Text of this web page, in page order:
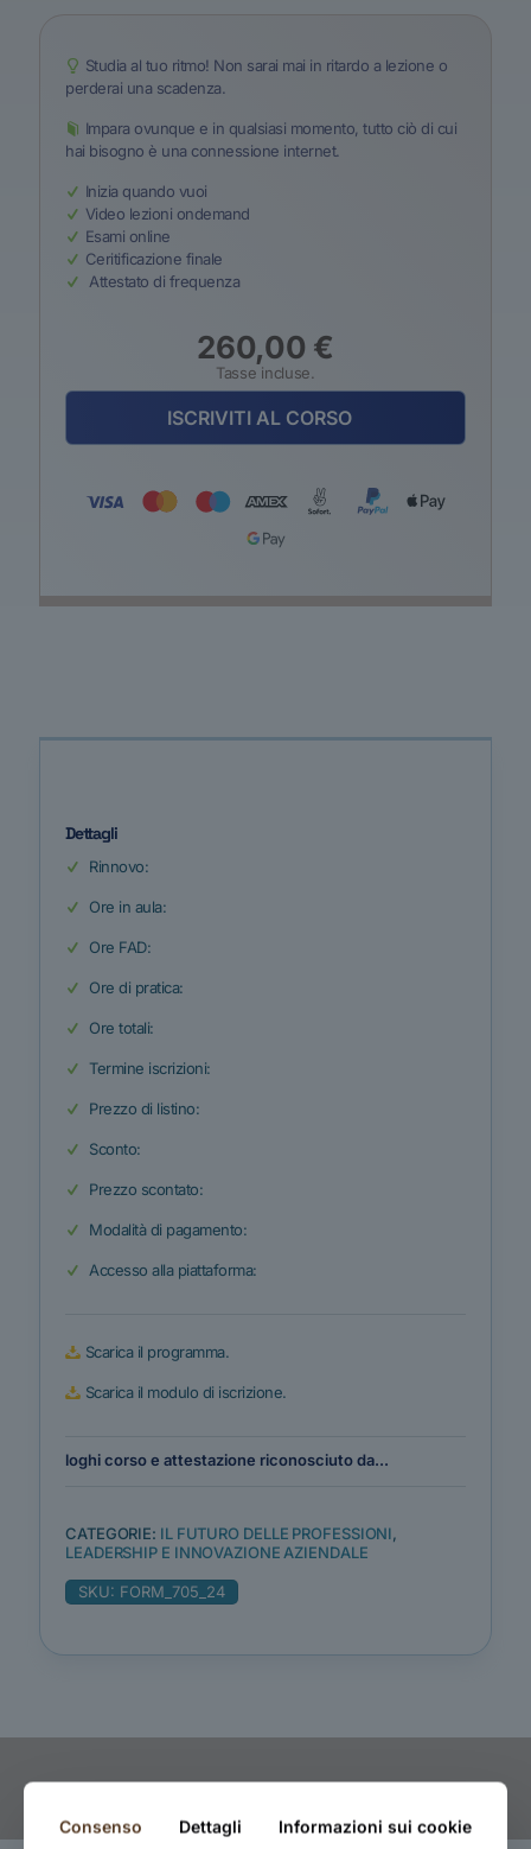
Studia al tuo ritmo! Non sarai mai in ritardo a lezione o
perderai una scadenza.
Impara ovunque e in qualsiasi momento, tutto ciò di cui
hai bisogno è una connessione internet.
Inizia quando vuoi
Video lezioni ondemand
Esami online
Ceritificazione finale
Attestato di frequenza
260,00 €
Tasse incluse.
ISCRIVITI AL CORSO
Dettagli
Rinnovo:
Ore in aula:
Ore FAD:
Ore di pratica:
Ore totali:
Termine iscrizioni:
Prezzo di listino:
Sconto:
Prezzo scontato:
Modalità di pagamento:
Accesso alla piattaforma:
Scarica il programma.
Scarica il modulo di iscrizione.
loghi corso e attestazione riconosciuto da...
CATEGORIE: IL FUTURO DELLE PROFESSIONI,
LEADERSHIP E INNOVAZIONE AZIENDALE
SKU: FORM_705_24
Consenso Dettagli Informazioni sui cookie